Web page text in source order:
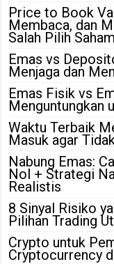
Price to Book
Membaca, dan
Salah Pilih Saham
Emas vs
Menjaga dan
Emas Fisik vs
Menguntungkan
Waktu Terbaik
Masuk agar
Nabung Emas:
Nol + Strategi
Realistis
8 Sinyal Risiko
Pilihan Trading
Crypto untuk
Cryptocurrency